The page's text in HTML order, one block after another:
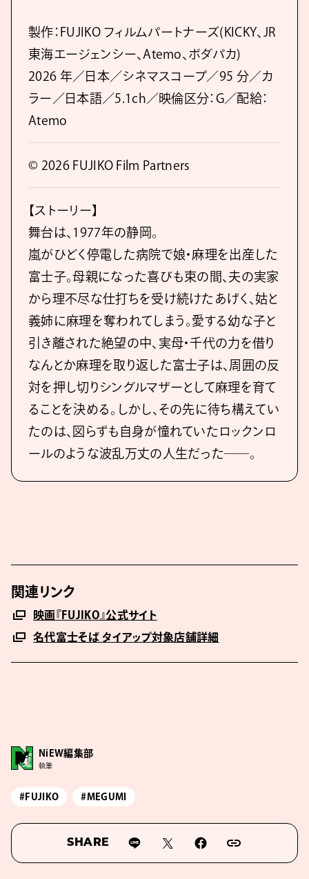
製作：FUJIKO フィルムパートナーズ(KICKY、JR
東海エージェンシー、Atemo、ボダパカ)
2026 年／日本／シネマスコープ／95 分／カ
ラー／日本語／5.1ch／映倫区分：G／配給：
Atemo
© 2026 FUJIKO Film Partners
【ストーリー】
舞台は、1977年の静岡。
嵐がひどく停電した病院で娘・麻理を出産した
富士子。母親になった喜びも束の間、夫の実家
から理不尽な仕打ちを受け続けたあげく、姑と
義姉に麻理を奪われてしまう。愛する幼な子と
引き離された絶望の中、実母・千代の力を借り
なんとか麻理を取り返した富士子は、周囲の反
対を押し切りシングルマザーとして麻理を育て
ることを決める。しかし、その先に待ち構えてい
たのは、図らずも自身が憧れていたロックンロ
ールのような波乱万丈の人生だった――。
関連リンク
映画『FUJIKO』公式サイト
名代富⼠そば タイアップ対象店舗詳細
NiEW編集部
執筆
#FUJIKO #MEGUMI
SHARE